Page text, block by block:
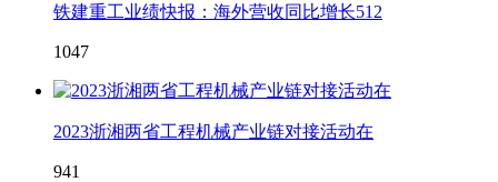
铁建重工业绩快报：海外营收同比增长512
1047
2023浙湘两省工程机械产业链对接活动在
941